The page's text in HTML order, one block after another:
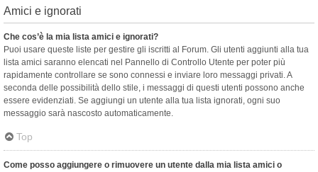
Amici e ignorati
Che cos’è la mia lista amici e ignorati?
Puoi usare queste liste per gestire gli iscritti al Forum. Gli utenti aggiunti alla tua
lista amici saranno elencati nel Pannello di Controllo Utente per poter più
rapidamente controllare se sono connessi e inviare loro messaggi privati. A
seconda delle possibilità dello stile, i messaggi di questi utenti possono anche
essere evidenziati. Se aggiungi un utente alla tua lista ignorati, ogni suo
messaggio sarà nascosto automaticamente.
Top
Come posso aggiungere o rimuovere un utente dalla mia lista amici o